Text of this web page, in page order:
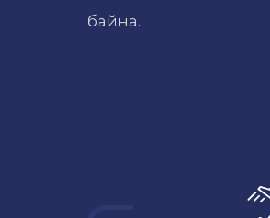
байна.